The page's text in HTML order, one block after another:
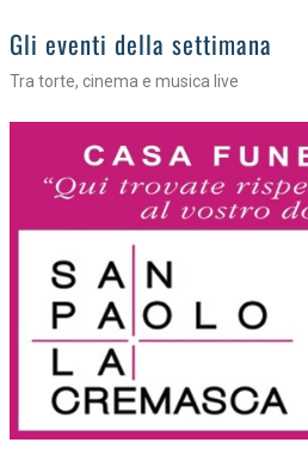
Gli eventi della settimana
Tra torte, cinema e musica live